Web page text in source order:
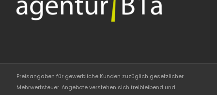
Preisangaben für gewerbliche Kunden zuzüglich gesetzlicher
Mehrwertsteuer. Angebote verstehen sich freibleibend und